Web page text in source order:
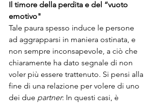
Il timore della perdita e del “vuoto
emotivo"
Tale paura spesso induce le persone
ad aggrapparsi in maniera ostinata, e
non sempre inconsapevole, a ciò che
chiaramente ha dato segnale di non
voler più essere trattenuto. Si pensi alla
fine di una relazione per volere di uno
dei due partner: In questi casi, è